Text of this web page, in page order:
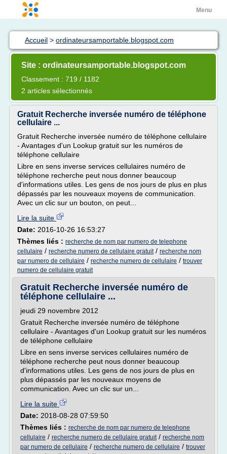
Menu
Accueil > ordinateursamportable.blogspot.com
Site : ordinateursamportable.blogspot.com
Classement : 719 / 1182
2 articles sélectionnés
Gratuit Recherche inversée numéro de téléphone
cellulaire ...
Gratuit Recherche inversée numéro de téléphone cellulaire
- Avantages d'un Lookup gratuit sur les numéros de
téléphone cellulaire
Libre en sens inverse services cellulaires numéro de
téléphone recherche peut nous donner beaucoup
d'informations utiles. Les gens de nos jours de plus en plus
dépassés par les nouveaux moyens de communication.
Avec un clic sur un bouton, on peut...
Lire la suite
Date: 2016-10-26 16:53:27
Thèmes liés : recherche de nom par numero de telephone
cellulaire / recherche numero de cellulaire gratuit/ recherche nom
par numero de cellulaire / recherche numero de cellulaire / trouver
numero de cellulaire gratuit
Gratuit Recherche inversée numéro de
téléphone cellulaire ...
jeudi 29 novembre 2012
Gratuit Recherche inversée numéro de téléphone
cellulaire - Avantages d'un Lookup gratuit sur les numéros
de téléphone cellulaire
Libre en sens inverse services cellulaires numéro de
téléphone recherche peut nous donner beaucoup
d'informations utiles. Les gens de nos jours de plus en
plus dépassés par les nouveaux moyens de
communication. Avec un clic sur un...
Lire la suite
Date: 2018-08-28 07:59:50
Thèmes liés : recherche de nom par numero de telephone
cellulaire / recherche numero de cellulaire gratuit/ recherche nom
par numero de cellulaire / recherche numero de cellulaire / trouver